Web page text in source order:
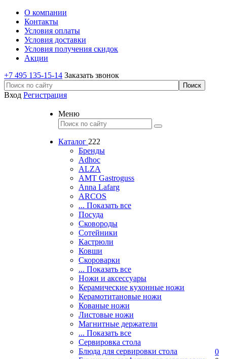
О компании
Контакты
Условия оплаты
Условия доставки
Условия получения скидок
Акции
+7 495 135-15-14 Заказать звонок
Вход Регистрация
Меню
Каталог 222
Бренды
Adhoc
ALZA
AMT Gastroguss
Anna Lafarg
ARCOS
... Показать все
Посуда
Сковороды
Сотейники
Кастрюли
Ковши
Скороварки
... Показать все
Ножи и аксессуары
Керамические кухонные ножи
Керамотитановые ножи
Кованые ножи
Листовые ножи
Магнитные держатели
... Показать все
Сервировка стола
Блюда для сервировки стола
0